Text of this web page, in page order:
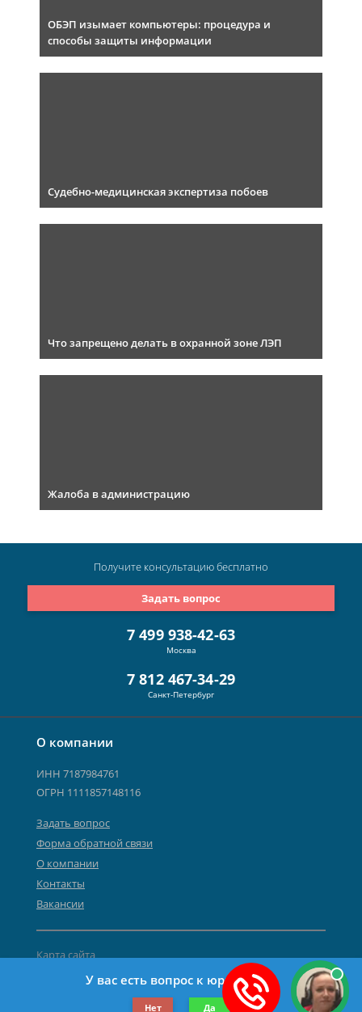
ОБЭП изымает компьютеры: процедура и
способы защиты информации
Судебно-медицинская экспертиза побоев
Что запрещено делать в охранной зоне ЛЭП
Жалоба в администрацию
О компании
ИНН 7187984761
ОГРН 1111857148116
Задать вопрос
Форма обратной связи
О компании
Контакты
Вакансии
©2019-2026 Все права защищены.
Карта сайта
Политика персональных данных
7 499 938-42-63
Москва
7 812 467-34-29
Санкт-Петербург
Задать вопрос
Получите консультациюбесплатно
У вас есть вопрос к юристу?
Нет Да